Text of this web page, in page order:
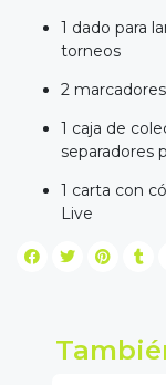
1 dado para
torneos
2
1 caja de
separadores
1 carta con
Live